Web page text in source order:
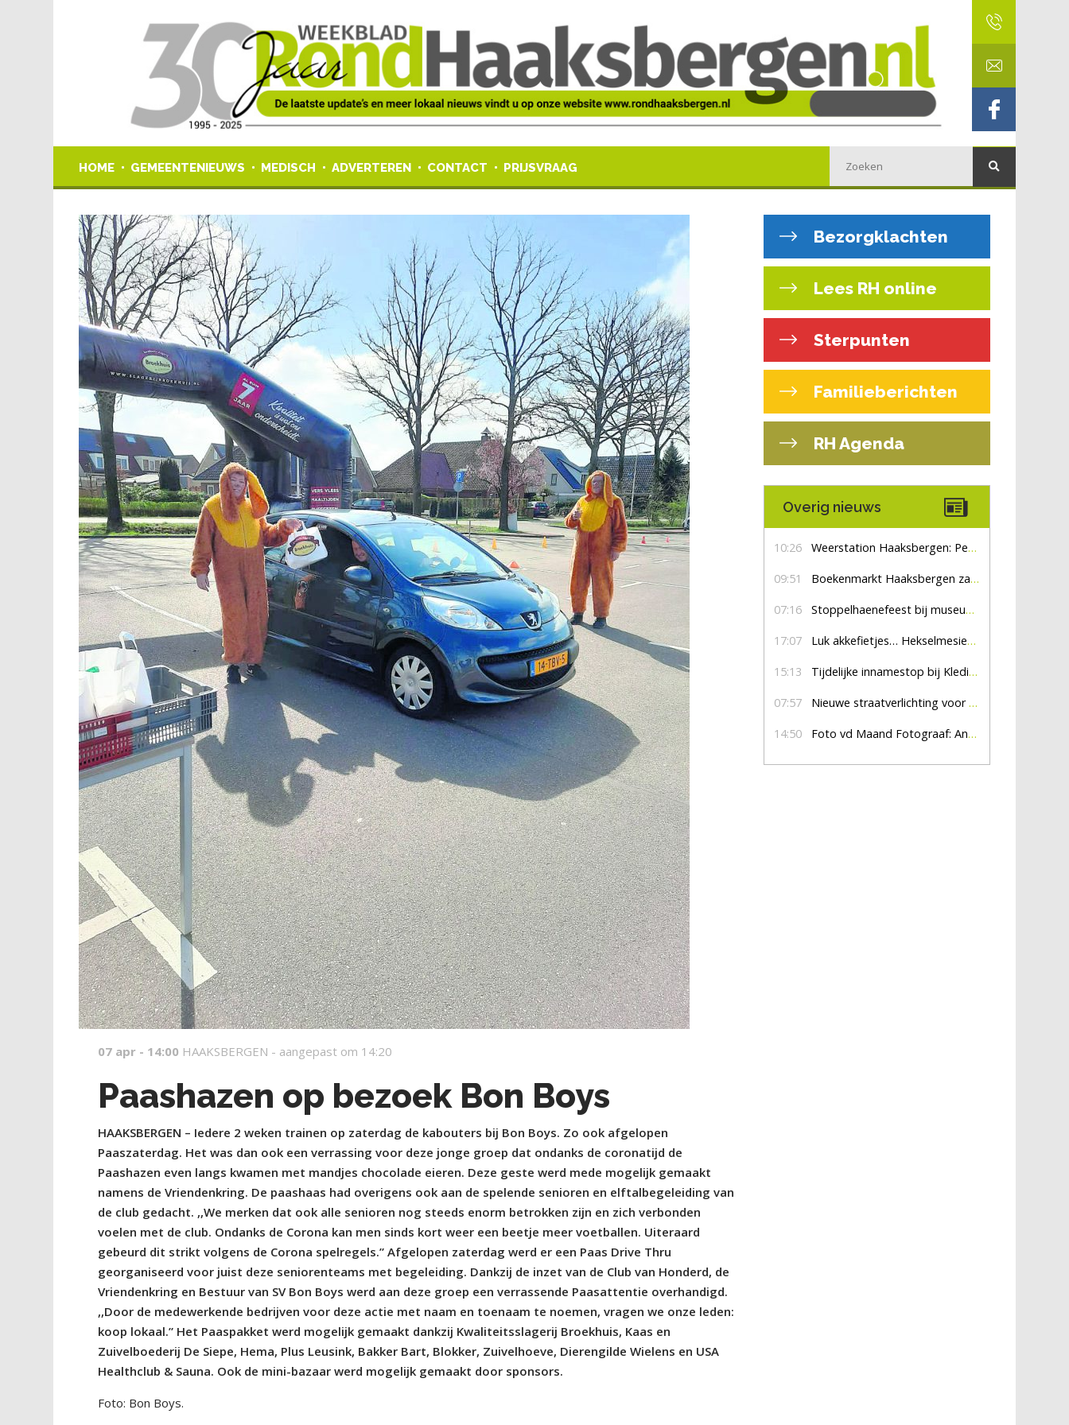
HOME GEMEENTENIEUWS MEDISCH ADVERTEREN CONTACT PRIJSVRAAG
07 apr - 14:00 HAAKSBERGEN - aangepast om 14:20
Paashazen op bezoek Bon Boys
HAAKSBERGEN – Iedere 2 weken trainen op zaterdag de kabouters bij Bon Boys. Zo ook afgelopen
Paaszaterdag. Het was dan ook een verrassing voor deze jonge groep dat ondanks de coronatijd de
Paashazen even langs kwamen met mandjes chocolade eieren. Deze geste werd mede mogelijk gemaakt
namens de Vriendenkring. De paashaas had overigens ook aan de spelende senioren en elftalbegeleiding van
de club gedacht. ,,We merken dat ook alle senioren nog steeds enorm betrokken zijn en zich verbonden
voelen met de club. Ondanks de Corona kan men sinds kort weer een beetje meer voetballen. Uiteraard
gebeurd dit strikt volgens de Corona spelregels.” Afgelopen zaterdag werd er een Paas Drive Thru
georganiseerd voor juist deze seniorenteams met begeleiding. Dankzij de inzet van de Club van Honderd, de
Vriendenkring en Bestuur van SV Bon Boys werd aan deze groep een verrassende Paasattentie overhandigd.
,,Door de medewerkende bedrijven voor deze actie met naam en toenaam te noemen, vragen we onze leden:
koop lokaal.” Het Paaspakket werd mogelijk gemaakt dankzij Kwaliteitsslagerij Broekhuis, Kaas en
Zuivelboederij De Siepe, Hema, Plus Leusink, Bakker Bart, Blokker, Zuivelhoeve, Dierengilde Wielens en USA
Healthclub & Sauna. Ook de mini-bazaar werd mogelijk gemaakt door sponsors.
Foto: Bon Boys.
Bezorgklachten
Lees RH online
Sterpunten
Familieberichten
RH Agenda
Overig nieuws
10:26 Weerstation Haaksbergen: Perioden met zon en droog
09:51 Boekenmarkt Haaksbergen zaterdag 8 augustus, marktplein Haaksbergen
07:16 Stoppelhaenefeest bij museum De Lebbenbrugge
17:07 Luk akkefietjes… HekselmesienHarry
15:13 Tijdelijke innamestop bij Kledingbank Stefania
07:57 Nieuwe straatverlichting voor De Veldmaat en De Pas
14:50 Foto vd Maand Fotograaf: Anna Jalving